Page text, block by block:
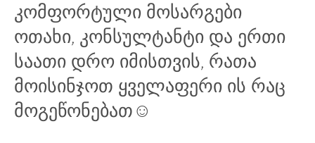
კომფორტული მოსარგები
ოთახი, კონსულტანტი და ერთი
საათი დრო იმისთვის, რათა
მოისინჯოთ ყველაფერი ის რაც
მოგეწონებათ☺